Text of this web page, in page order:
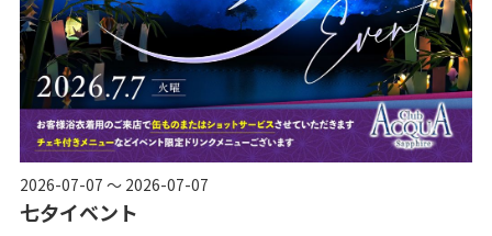
2026-07-07 ～ 2026-07-07
七夕イベント